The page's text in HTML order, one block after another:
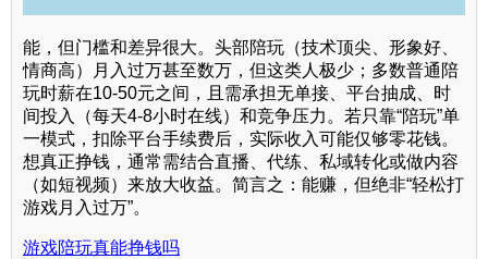
能，但门槛和差异很大。头部陪玩（技术顶尖、形象好、
情商高）月入过万甚至数万，但这类人极少；多数普通陪
玩时薪在10-50元之间，且需承担无单接、平台抽成、时
间投入（每天4-8小时在线）和竞争压力。若只靠“陪玩”单
一模式，扣除平台手续费后，实际收入可能仅够零花钱。
想真正挣钱，通常需结合直播、代练、私域转化或做内容
（如短视频）来放大收益。简言之：能赚，但绝非“轻松打
游戏月入过万”。
游戏陪玩真能挣钱吗